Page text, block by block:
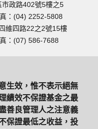
政路402號5樓之5
：(04) 2252-5808
維四路22之2號15樓
：(07) 586-7688
生效，惟不表示絕無
績效不保證基金之最
善良管理人之注意義
保證最低之收益，投